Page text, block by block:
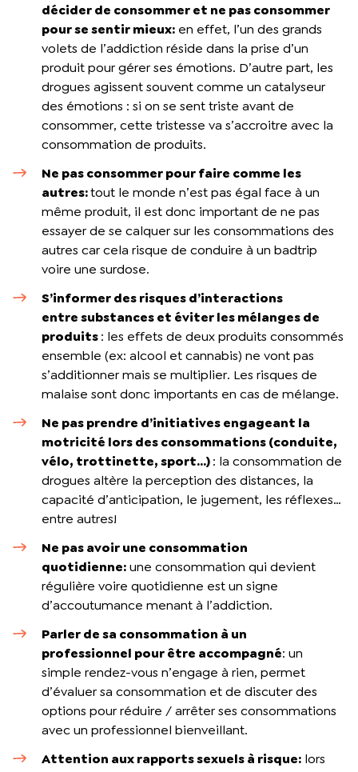
décider de consommer et ne pas consommer
pour se sentirmieux: en effet, l’un des grands
volets de l’addiction réside dans la prise d’un
produit pour gérer ses émotions. D’autre part, les
drogues agissent souvent comme un catalyseur
des émotions : si on se sent triste avant de
consommer, cette tristesse va s’accroitre avec la
consommation de produits.
Ne pas consommer pour faire comme les
autres:tout le monde n’est pas égal face à un
même produit, il est donc important de ne pas
essayer de se calquer sur les consommations des
autres car cela risque de conduire à un badtrip
voire une surdose.
S’informer des risques d’interactions
entresubstances et éviter les mélanges de
produits: les effets de deux produits consommés
ensemble (ex: alcool et cannabis) ne vont pas
s’additionner mais se multiplier. Les risques de
malaise sont donc importants en cas de mélange.
Ne pas prendre d’initiatives engageant la
motricité lors des consommations (conduite,
vélo, trottinette,sport…): la consommation de
drogues altère la perception des distances, la
capacité d’anticipation, le jugement, les réflexes…
entre autres!
Ne pas avoir une consommation
quotidienne:une consommation qui devient
régulière voire quotidienne est un signe
d’accoutumance menant à l’addiction.
Parler de sa consommation à un
professionnel pour être accompagné: un
simple rendez-vous n’engage à rien, permet
d’évaluer sa consommation et de discuter des
options pour réduire / arrêter ses consommations
avec un professionnel bienveillant.
Attention aux rapports sexuels à risque: lors